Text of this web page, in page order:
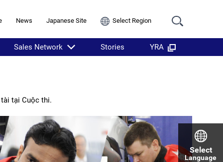
News Japanese Site Select Region
Sales Network Stories YRA
tại Cuộc thi.
Select
Language